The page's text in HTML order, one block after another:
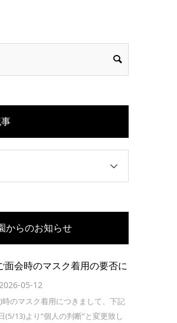
からのお知らせ
面会時のマスク着用の要否に
2026-05-12
時のマスク着用につきまして、下記
(5/13)より”個人の判断”と変更致し